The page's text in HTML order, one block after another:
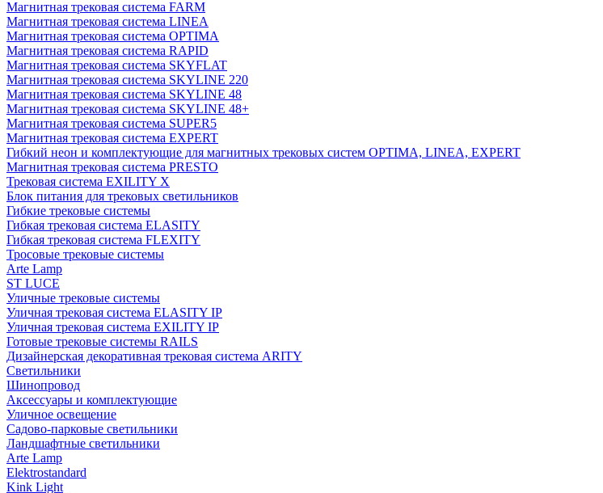
Магнитная трековая система FARM
Магнитная трековая система LINEA
Магнитная трековая система OPTIMA
Магнитная трековая система RAPID
Магнитная трековая система SKYFLAT
Магнитная трековая система SKYLINE 220
Магнитная трековая система SKYLINE 48
Магнитная трековая система SKYLINE 48+
Магнитная трековая система SUPER5
Магнитная трековая система EXPERT
Гибкий неон и комплектующие для магнитных трековых систем OPTIMA, LINEA, EXPERT
Магнитная трековая система PRESTO
Трековая система EXILITY X
Блок питания для трековых светильников
Гибкие трековые системы
Гибкая трековая система ELASITY
Гибкая трековая система FLEXITY
Тросовые трековые системы
Arte Lamp
ST LUCE
Уличные трековые системы
Уличная трековая система ELASITY IP
Уличная трековая система EXILITY IP
Готовые трековые системы RAILS
Дизайнерская декоративная трековая система ARITY
Светильники
Шинопровод
Аксессуары и комплектующие
Уличное освещение
Садово-парковые светильники
Ландшафтные светильники
Arte Lamp
Elektrostandard
Kink Light